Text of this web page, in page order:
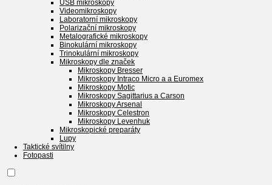
USB mikroskopy
Videomikroskopy
Laboratorní mikroskopy
Polarizační mikroskopy
Metalografické mikroskopy
Binokulární mikroskopy
Trinokulární mikroskopy
Mikroskopy dle značek
Mikroskopy Bresser
Mikroskopy Intraco Micro a a Euromex
Mikroskopy Motic
Mikroskopy Sagittarius a Carson
Mikroskopy Arsenal
Mikroskopy Celestron
Mikroskopy Levenhuk
Mikroskopické preparáty
Lupy
Taktické svítilny
Fotopasti